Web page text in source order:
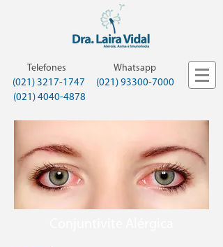
Telefones
Whatsapp
(021) 3217-1747
(021) 93300-7000
(021) 4040-4878